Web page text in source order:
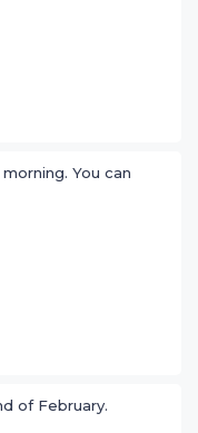
morning. You can
of February.